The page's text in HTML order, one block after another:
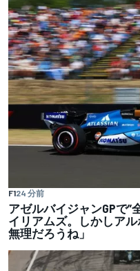
F124 分前
アゼルバイジャンGPで”
イリアムズ。しかしア
無理だろうね」